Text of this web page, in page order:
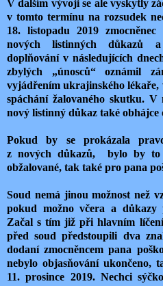
V dalším vývoji se ale vyskytly
v tomto termínu na rozsudek
18. listopadu 2019
nových listinných důkazů
doplňování v následujících
zbylých „únosců“ oznámil
vyjádřením ukrajinského lékaře,
spáchání žalovaného skutku. V
nový listinný důkaz také obhájce
Pokud by se prokázala
z nových důkazů,
bylo by to
obžalované, tak také pro pana
Soud nemá jinou možnost než
pokud možno včera a důkazy
Začal s tím již při hlavním
před soud předstoupili dva
dodaní zmocněncem pana
nebylo objasňování ukončeno,
11. prosince 2019. Nechci